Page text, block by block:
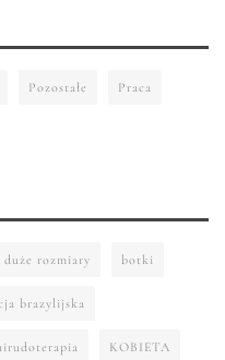
Pozostałe Praca
duże rozmiary botki
brazylijska
KOBIETA